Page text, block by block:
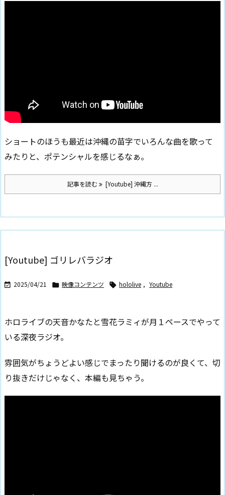
ショートのほうも最近は沖縄の苗字でいろんな曲を歌って
みたりと、ポテンシャルを感じるなぁ。
記事を読む [Youtube] 沖縄方 ...
[Youtube] ゴリレバラジオ
 2025/04/21  映像コンテンツ  hololive , Youtube
ホロライブの天音かなたと雪花ラミィが月１ペースでやって
いる深夜ラジオ。
雰囲気がちょうどよい感じでまったり聞けるのが良くて、切
り抜きだけじゃなく、本編も見ちゃう。